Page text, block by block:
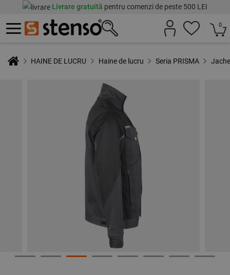
Livrare gratuită pentru comenzi de peste 500 LEI
0
HAINE DE LUCRU Haine de lucru Seria PRISMA